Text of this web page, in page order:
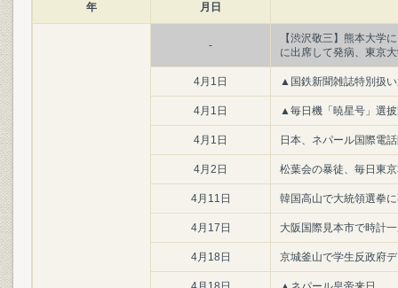
年 月日
-
【渋沢敬三】熊本大学
に出席して発病、東京
4月1日 ▲国鉄新聞雑誌特別扱
4月1日 ▲毎日機「暁星号」選
4月1日 日本、ネパール国際電
4月2日 松葉会の暴徒、毎日東
4月11日 韓国高山で大統領選拳
4月17日 大阪国際見本市で時計
4月18日 京城釜山で学生反政府